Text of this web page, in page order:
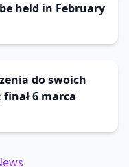
held in February
do swoich
6 marca